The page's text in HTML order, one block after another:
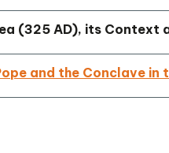
(325 AD), its Context
and the Conclave in